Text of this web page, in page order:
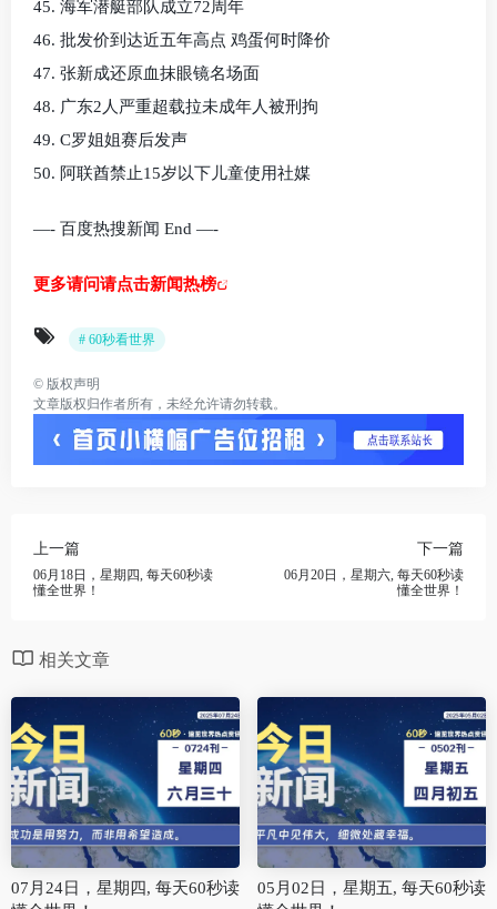
45. 海军潜艇部队成立72周年
46. 批发价到达近五年高点 鸡蛋何时降价
47. 张新成还原血抹眼镜名场面
48. 广东2人严重超载拉未成年人被刑拘
49. C罗姐姐赛后发声
50. 阿联酋禁止15岁以下儿童使用社媒
—- 百度热搜新闻 End —-
更多请问请点击新闻热榜
# 60秒看世界
© 版权声明
文章版权归作者所有，未经允许请勿转载。
上一篇
06月18日，星期四, 每天60秒读
懂全世界！
下一篇
06月20日，星期六, 每天60秒读
懂全世界！
相关文章
07月24日，星期四, 每天60秒读
05月02日，星期五, 每天60秒读